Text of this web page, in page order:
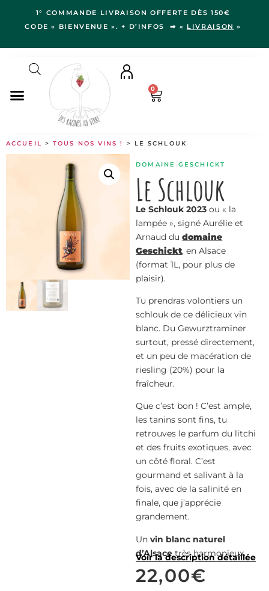
1° COMMANDE LIVRAISON OFFERTE DÈS 150€
CODE « BIENVENUE ». + D’INFOS ➡ « LIVRAISON »
RÉGIONS
LE VERGER
IDÉES CADEAUX
NOS VIGNERON.NE.S
0
ACCUEIL >TOUS NOS VINS ! > LE SCHLOUK
DOMAINE GESCHICKT
Le Schlouk
Le Schlouk 2023ou « la
lampée », signé Aurélie et
Arnaud dudomaine
Geschickt, en Alsace
(format 1L, pour plus de
plaisir).
Tu prendras volontiers un
schlouk de ce délicieux vin
blanc. Du Gewurztraminer
surtout, pressé directement,
et un peu de macération de
riesling (20%) pour la
fraîcheur.
Que c’est bon ! C’est ample,
les tanins sont fins, tu
retrouves le parfum du litchi
et des fruits exotiques, avec
un côté floral. C’est
gourmand et salivant à la
fois, avec de la salinité en
finale, que j’apprécie
grandement.
Unvin blanc naturel
d’Alsacetrès harmonieux.
Voir la description détaillée
22,00€